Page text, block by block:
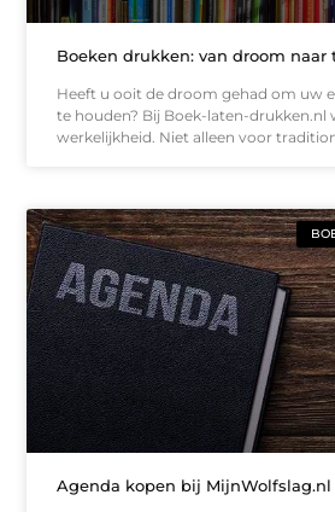
Boeken drukken: van droom naar
Heeft u ooit de droom gehad om uw
te houden? Bij Boek-laten-drukken.nl
werkelijkheid. Niet alleen voor
Agenda kopen bij MijnWolfslag.nl